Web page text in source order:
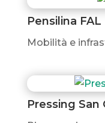
Pensilina FAL
Mobilità e
Pressing San